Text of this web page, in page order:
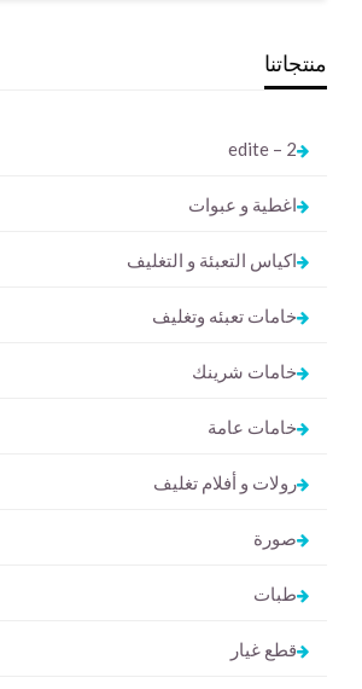
منتجاتنا
2 – edite
اغطية و عبوات
اكياس التعبئة و التغليف
خامات تعبئه وتغليف
خامات شرينك
خامات عامة
رولات و أفلام تغليف
صورة
طبات
قطع غيار